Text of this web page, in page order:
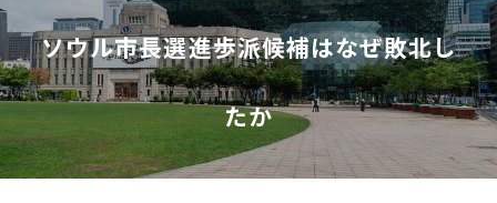
ソウル市長選――進歩派候補はなぜ敗北し
たか